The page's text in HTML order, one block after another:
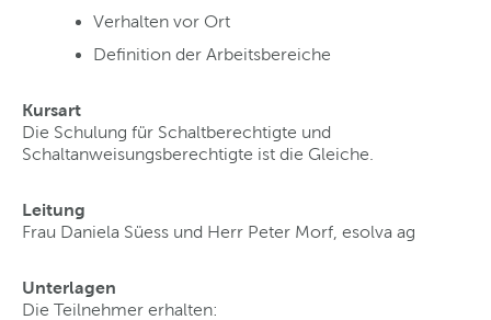
Verhalten vor Ort
Definition der Arbeitsbereiche
Kursart
Die Schulung für Schaltberechtigte und
Schaltanweisungsberechtigte ist die Gleiche.
Leitung
Frau Daniela Süess und Herr Peter Morf, esolva ag
Unterlagen
Die Teilnehmer erhalten: